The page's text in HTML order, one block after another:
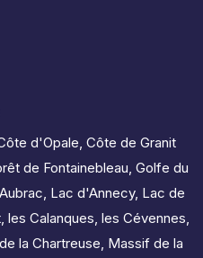
d'Opale, Côte de Granit
de Fontainebleau, Golfe du
, Lac d'Annecy, Lac de
, les Calanques, les Cévennes,
la Chartreuse, Massif de la